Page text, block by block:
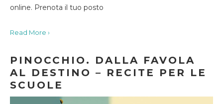
online. Prenota il tuo posto
Read More ›
PINOCCHIO. DALLA FAVOLA
AL DESTINO – RECITE PER LE
SCUOLE